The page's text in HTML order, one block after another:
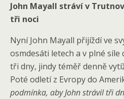
John Mayall stráví v
tři noci
Nyní John Mayall přijíždí ve
osmdesáti letech a v plné
tři dny, jindy téměř denně
Poté odletí z Evropy do
podmínka, aby John strávil tři